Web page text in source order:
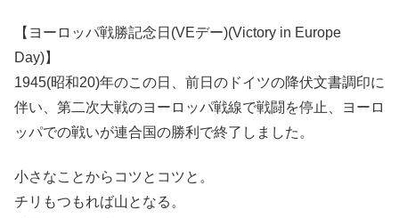
【ヨーロッパ戦勝記念日(VEデー)(Victory in Europe
Day)】
1945(昭和20)年のこの日、前日のドイツの降伏文書調印に
伴い、第二次大戦のヨーロッパ戦線で戦闘を停止、ヨーロ
ッパでの戦いが連合国の勝利で終了しました。
小さなことからコツとコツと。
チリもつもれば山となる。